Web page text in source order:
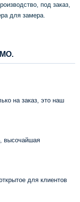
под заказ,
для замера.
МО.
на заказ, это наш
высочайшая
для клиентов